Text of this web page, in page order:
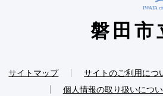
磐田市
サイトマップ サイトのご利用につ
個人情報の取り扱いにつ